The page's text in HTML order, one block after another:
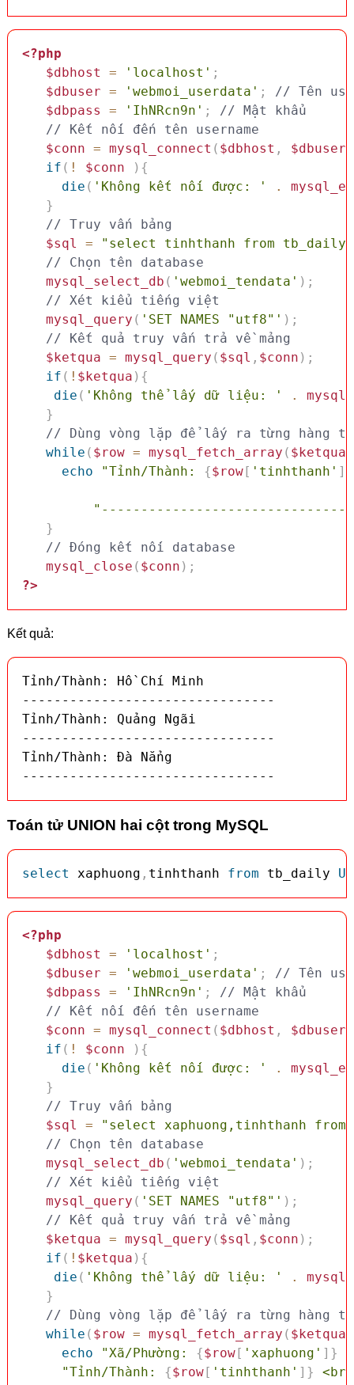
<?php
$dbhost
= 'localhost' ;
$dbuser = 'webmoi_userdata' ;
// Tên
$dbpass
= 'IhNRcn9n' ;
// Mật khẩu
// Kết nối đến tên username
$conn = mysql_connect ( $dbhost , $dbuser
if ( ! $conn ) {
die ( 'Không kết nối được: ' .
}
// Truy vấn bảng
$sql
=
"select tinhthanh from tb_daily
// Chọn tên database
mysql_select_db ( 'webmoi_tendata' ) ;
// Xét kiểu tiếng việt
mysql_query ( 'SET NAMES "utf8"' ) ;
// Kết quả truy vấn trả về mảng
$ketqua = mysql_query ( $sql , $conn ) ;
if ( ! $ketqua ) {
die ( 'Không thể lấy dữ liệu: ' .
}
while ( $row = mysql_fetch_array ( $ketqua
echo
"Tỉnh/Thành: {$row[ 'tinhthanh' ]
"--------------------------------
}
// Đóng kết nối database
mysql_close ( $conn ) ;
?>
Kết quả:
Tỉnh/Thành: Hồ Chí Minh
--------------------------------
Tỉnh/Thành: Quảng Ngãi
--------------------------------
Tỉnh/Thành: Đà Nẳng
--------------------------------
Toán tử UNION hai cột trong MySQL
select xaphuong , tinhthanh from tb_daily
<?php
$dbhost
= 'localhost' ;
$dbuser = 'webmoi_userdata' ;
// Tên
$dbpass
= 'IhNRcn9n' ;
// Mật khẩu
// Kết nối đến tên username
$conn = mysql_connect ( $dbhost , $dbuser
if ( ! $conn ) {
die ( 'Không kết nối được: ' .
}
// Truy vấn bảng
$sql
=
"select xaphuong,tinhthanh from
// Chọn tên database
mysql_select_db ( 'webmoi_tendata' ) ;
// Xét kiểu tiếng việt
mysql_query ( 'SET NAMES "utf8"' ) ;
// Kết quả truy vấn trả về mảng
$ketqua = mysql_query ( $sql , $conn ) ;
if ( ! $ketqua ) {
die ( 'Không thể lấy dữ liệu: ' .
}
while ( $row = mysql_fetch_array ( $ketqua
echo
"Xã/Phường: {$row[ 'xaphuong' ] }
"Tỉnh/Thành: {$row[ 'tinhthanh' ] }